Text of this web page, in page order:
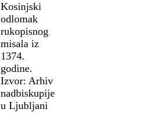
Kosinjski
odlomak
rukopisnog
misala iz
1374.
godine.
Izvor: Arhiv
nadbiskupije
u Ljubljani